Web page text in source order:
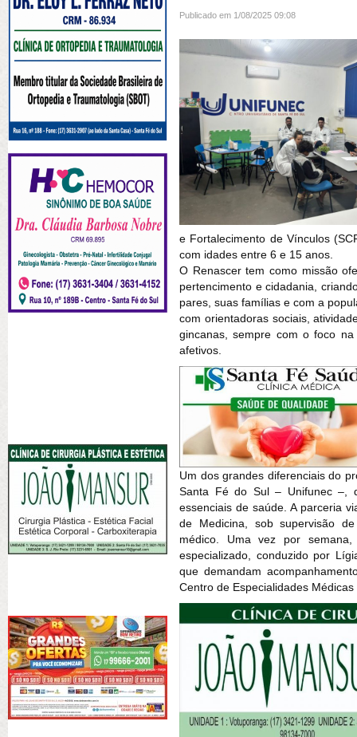
Publicado em 1/08/2025 09:08
e Fortalecimento de Vínculos
com idades entre 6 e 15 anos.
O Renascer tem como missão
pertencimento e cidadania,
pares, suas famílias e com a
com orientadoras sociais,
gincanas, sempre com o foco
afetivos.
Um dos grandes diferenciais do
Santa Fé do Sul – Unifunec –,
essenciais de saúde. A parceria
de Medicina, sob supervisão
médico. Uma vez por semana,
especializado, conduzido por
que demandam
Centro de Especialidades